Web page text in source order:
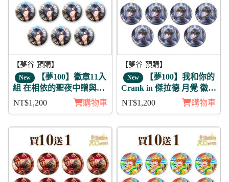
【夢谷-預購】
New 【夢100】徽章11入
組 在相依的聖夜中贈與的
愛 盧法斯 未覺
NT$1,200 購物車
【夢谷-預購】
New 【夢100】我和你的
Crank in 傑拉德 月覺 徽章
11入組
NT$1,200 購物車